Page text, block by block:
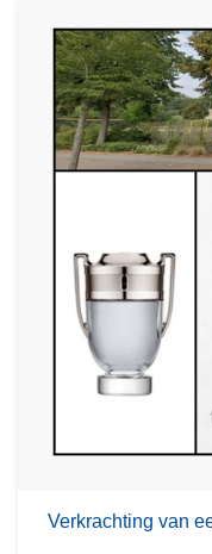
Verkrachting van